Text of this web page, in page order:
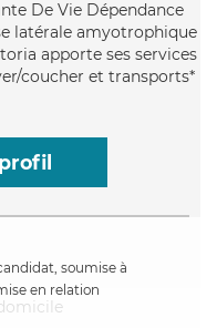
De Vie Dépendance
latérale amyotrophique
apporte ses services
coucher et transports*
soumise à
en relation